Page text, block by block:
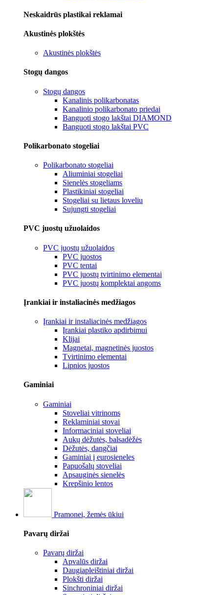
Neskaidrūs plastikai reklamai
Akustinės plokštės
Akustinės plokštės
Stogų dangos
Stogų dangos
Kanalinis polikarbonatas
Kanalinio polikarbonato priedai
Banguoti stogo lakštai DIAMOND
Banguoti stogo lakštai PVC
Polikarbonato stogeliai
Polikarbonato stogeliai
Aliuminiai stogeliai
Sienelės stogeliams
Plastikiniai stogeliai
Stogeliai su lietaus loveliu
Sujungti stogeliai
PVC juostų užuolaidos
PVC juostų užuolaidos
PVC juostos
PVC tentai
PVC juostų tvirtinimo elementai
PVC juostų komplektai angoms
Įrankiai ir instaliacinės medžiagos
Įrankiai ir instaliacinės medžiagos
Įrankiai plastiko apdirbimui
Klijai
Magnetai, magnetinės juostos
Tvirtinimo elementai
Lipnios juostos
Gaminiai
Gaminiai
Stoveliai vitrinoms
Reklaminiai stovai
Informaciniai stoveliai
Aukų dėžutės, balsadėžės
Dėžutės, dangčiai
Gaminiai į eurosieneles
Papuošalų stoveliai
Apsauginės sienelės
Krepšinio lentos
Pramonei, žemės ūkiui
Pavarų diržai
Pavarų diržai
Apvalūs diržai
Daugiapleištiniai diržai
Plokšti diržai
Sinchroniniai diržai